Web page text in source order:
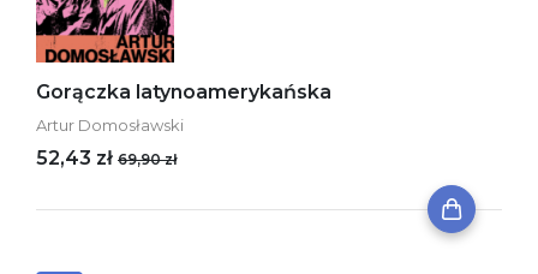
Gorączka latynoamerykańska
Artur Domosławski
52,43 zł 69,90 zł